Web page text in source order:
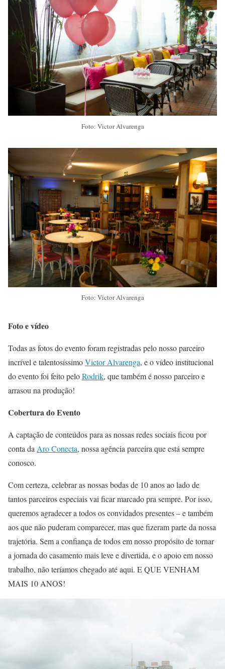
Foto: Victor Alvarenga
Foto: Victor Alvarenga
Foto e vídeo
Todas as fotos do evento foram registradas pelo nosso parceiro
incrível e talentosíssimoVictor Alvarenga, e o vídeo institucional
do evento foi feito peloRodrik, que também é nosso parceiro e
arrasou na produção!
Cobertura do Evento
A captação de conteúdos para as nossas redes sociais ficou por
conta daAro Conecta, nossa agência parceira que está sempre
conosco.
Com certeza, celebrar as nossas bodas de 10 anos ao lado de
tantos parceiros especiais vai ficar marcado pra sempre. Por isso,
queremos agradecer a todos os convidados presentes – e também
aos que não puderam comparecer, mas que fizeram parte da nossa
trajetória. Sem a confiança de todos em nosso propósito de tornar
a jornada do casamento mais leve e divertida, e o apoio em nosso
trabalho, não teríamos chegado até aqui. E QUE VENHAM
MAIS 10 ANOS!